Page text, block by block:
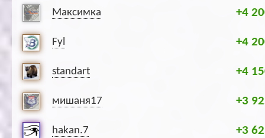
Максимка +4
Fyl +4
standart +4
мишаня17 +3
hakan.7 +3